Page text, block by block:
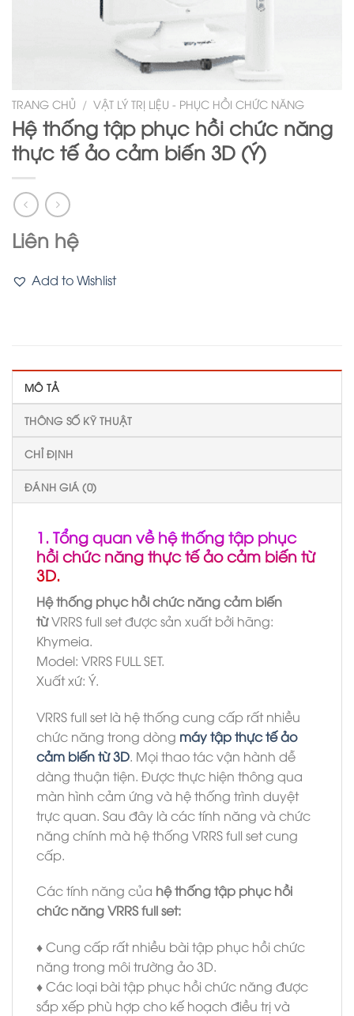
TRANG CHỦ / VẬT LÝ TRỊ LIỆU - PHỤC HỒI CHỨC NĂNG
Hệ thống tập phục hồi chức năng
thực tế ảo cảm biến 3D (Ý)
Liên hệ
Add to Wishlist
MÔ TẢ
THÔNG SỐ KỸ THUẬT
CHỈ ĐỊNH
ĐÁNH GIÁ (0)
1. Tổng quan về hệ thống tập phục
hồi chức năng thực tế ảo cảm biến từ
3D.
Hệ thống phục hồi chức năng cảm biến
từVRRS full set được sản xuất bởi hãng:
Khymeia.
Model: VRRS FULL SET.
Xuất xứ: Ý.
VRRS full set là hệ thống cung cấp rất nhiều
chức năng trong dòng máy tập thực tế ảo
cảm biến từ 3D. Mọi thao tác vận hành dễ
dàng thuận tiện. Được thực hiện thông qua
màn hình cảm ứng và hệ thống trình duyệt
trực quan. Sau đây là các tính năng và chức
năng chính mà hệ thống VRRS full set cung
cấp.
Các tính năng của hệ thống tập phục hồi
chức năng VRRS full set:
♦ Cung cấp rất nhiều bài tập phục hồi chức
năng trong môi trường ảo 3D.
♦ Các loại bài tập phục hồi chức năng được
sắp xếp phù hợp cho kế hoạch điều trị và